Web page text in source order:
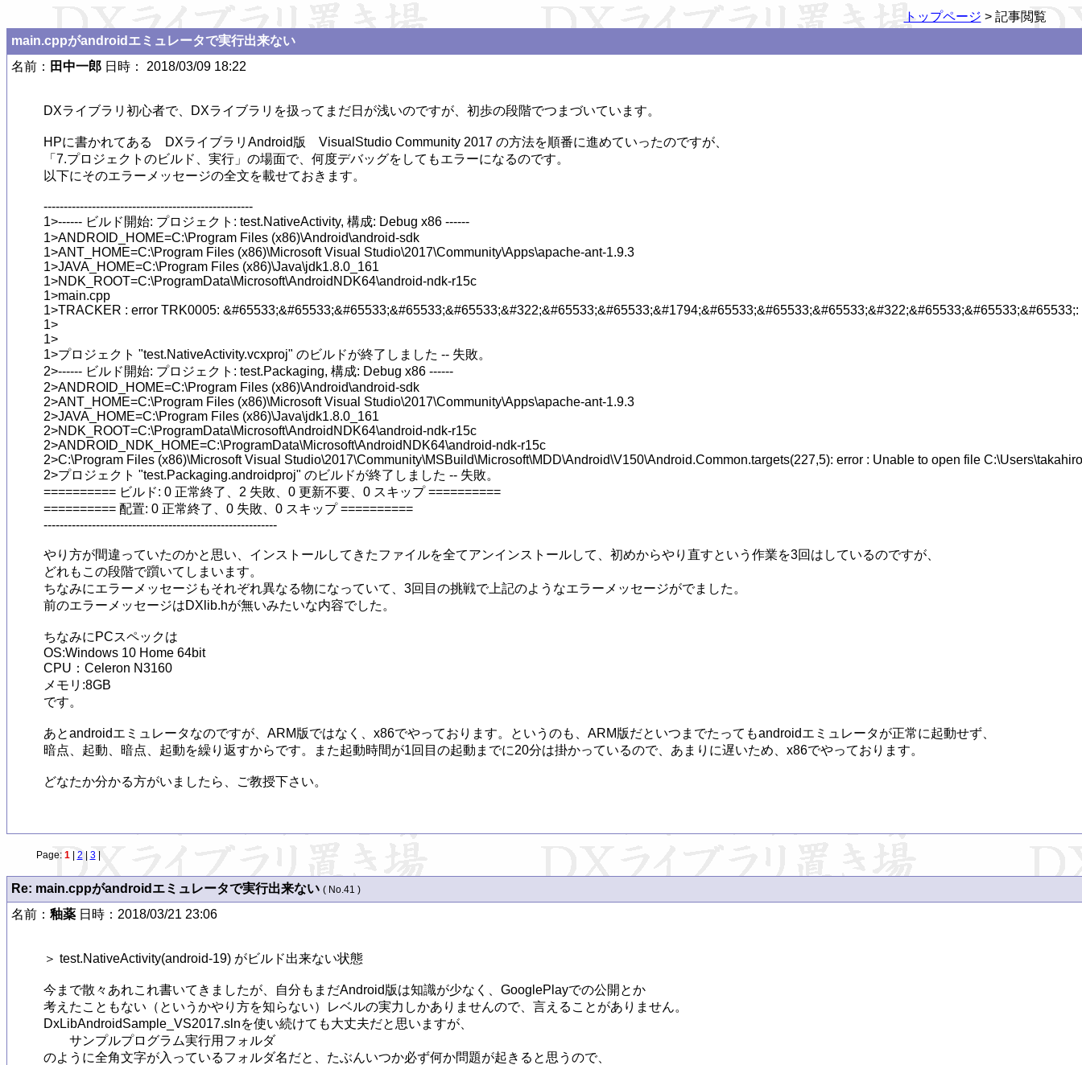
トップページ > 記事閲覧
main.cppがandroidエミュレータで実行出来ない
名前： 田中一郎 日時： 2018/03/09 18:22
DXライブラリ初心者で、DXライブラリを扱ってまだ日が浅いのですが、初歩の段階でつまづいています。
HPに書かれてある　DXライブラリAndroid版　VisualStudio Community 2017 の方法を順番に進めていったのですが、
「7.プロジェクトのビルド、実行」の場面で、何度デバッグをしてもエラーになるのです。
以下にそのエラーメッセージの全文を載せておきます。
----------------------------------------------------
1>------ ビルド開始: プロジェクト: test.NativeActivity, 構成: Debug x86 ------
1>ANDROID_HOME=C:\Program Files (x86)\Android\android-sdk
1>ANT_HOME=C:\Program Files (x86)\Microsoft Visual Studio\2017\Community\Apps\apache-ant-1.9.3
1>JAVA_HOME=C:\Program Files (x86)\Java\jdk1.8.0_161
1>NDK_ROOT=C:\ProgramData\Microsoft\AndroidNDK64\android-ndk-r15c
1>main.cpp
1>TRACKER : error TRK0005:
1>
1>
1>プロジェクト "test.NativeActivity.vcxproj" のビルドが終了しました -- 失敗。
2>------ ビルド開始: プロジェクト: test.Packaging, 構成: Debug x86 ------
2>ANDROID_HOME=C:\Program Files (x86)\Android\android-sdk
2>ANT_HOME=C:\Program Files (x86)\Microsoft Visual Studio\2017\Community\Apps\apache-ant-1.9.3
2>JAVA_HOME=C:\Program Files (x86)\Java\jdk1.8.0_161
2>NDK_ROOT=C:\ProgramData\Microsoft\AndroidNDK64\android-ndk-r15c
2>ANDROID_NDK_HOME=C:\ProgramData\Microsoft\AndroidNDK64\android-ndk-r15c
2>C:\Program Files (x86)\Microsoft Visual Studio\2017\Community\MSBuild\Microsoft\MDD\Android\V150\Android.Common.targets(227,5): error : Unable to open file
2>プロジェクト "test.Packaging.androidproj" のビルドが終了しました -- 失敗。
========== ビルド: 0 正常終了、2 失敗、0 更新不要、0 スキップ ==========
========== 配置: 0 正常終了、0 失敗、0 スキップ ==========
----------------------------------------------------------
やり方が間違っていたのかと思い、インストールしてきたファイルを全てアンインストールして、初めからやり直すという作業を3回はしているのですが、
どれもこの段階で躓いてしまいます。
ちなみにエラーメッセージもそれぞれ異なる物になっていて、3回目の挑戦で上記のようなエラーメッセージがでました。
前のエラーメッセージはDXlib.hが無いみたいな内容でした。
ちなみにPCスペックは
OS:Windows 10 Home 64bit
CPU：Celeron N3160
メモリ:8GB
です。
あとandroidエミュレータなのですが、ARM版ではなく、x86でやっております。というのも、ARM版だといつまでたってもandroidエミュレータが正常に起動せず、
暗点、起動、暗点、起動を繰り返すからです。また起動時間が1回目の起動までに20分は掛かっているので、あまりに遅いため、x86でやっております。
どなたか分かる方がいましたら、ご教授下さい。
Page: 1| 2 3|
Re: main.cppがandroidエミュレータで実行出来ない ( No.41 )
名前： 釉薬 日時：2018/03/21 23:06
＞ test.NativeActivity(android-19) がビルド出来ない状態
今まで散々あれこれ書いてきましたが、自分もまだAndroid版は知識が少なく、GooglePlayでの公開とか
考えたこともない（というかやり方を知らない）レベルの実力しかありませんので、言えることがありません。
DxLibAndroidSample_VS2017.slnを使い続けても大丈夫だと思いますが、
サンプルプログラム実行用フォルダ
のように全角文字が入っているフォルダ名だと、たぶんいつか必ず何か問題が起きると思うので、